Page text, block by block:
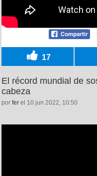
17
El récord mundial de
cabeza
por fer el 10 jun 2022, 10:50